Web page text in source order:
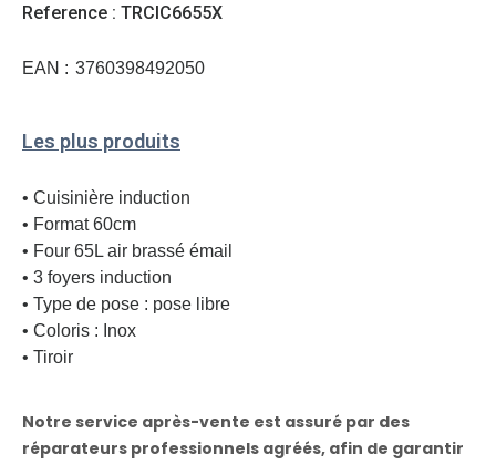
Reference : TRCIC6655X
EAN : 3760398492050
Les plus produits
• Cuisinière induction
• Format 60cm
• Four 65L air brassé émail
• 3 foyers induction
• Type de pose : pose libre
• Coloris : Inox
• Tiroir
Notre service après-vente est assuré par des
réparateurs professionnels agréés, afin de garantir